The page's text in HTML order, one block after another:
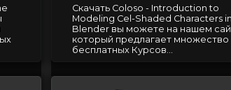
Скачать Coloso - Introduction to
Modeling Cel-Shaded Characters in
Blender вы можете на нашем
который предлагает множество
бесплатных Курсов...